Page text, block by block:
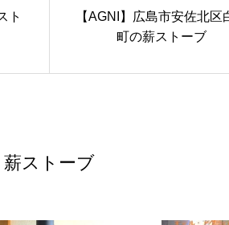
ト
【AGNI】広島市安佐北区
町の薪ストーブ
薪ストーブ